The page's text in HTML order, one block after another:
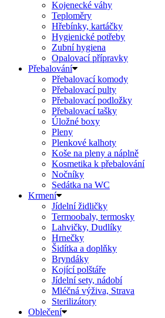
Kojenecké váhy
Teploměry
Hřebínky, kartáčky
Hygienické potřeby
Zubní hygiena
Opalovací přípravky
Přebalování
Přebalovací komody
Přebalovací pulty
Přebalovací podložky
Přebalovací tašky
Úložné boxy
Pleny
Plenkové kalhoty
Koše na pleny a náplně
Kosmetika k přebalování
Nočníky
Sedátka na WC
Krmení
Jídelní židličky
Termoobaly, termosky
Lahvičky, Dudlíky
Hrnečky
Šidítka a doplňky
Bryndáky
Kojící polštáře
Jídelní sety, nádobí
Mléčná výživa, Strava
Sterilizátory
Oblečení